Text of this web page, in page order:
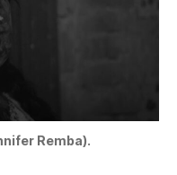
Remba).